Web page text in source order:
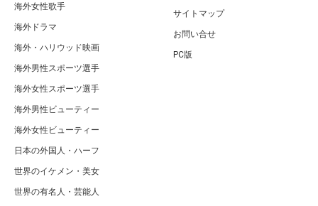
海外女性歌手
海外ドラマ
海外・ハリウッド映画
海外男性スポーツ選手
海外女性スポーツ選手
海外男性ビューティー
海外女性ビューティー
日本の外国人・ハーフ
世界のイケメン・美女
世界の有名人・芸能人
サイトマップ
お問い合せ
PC版